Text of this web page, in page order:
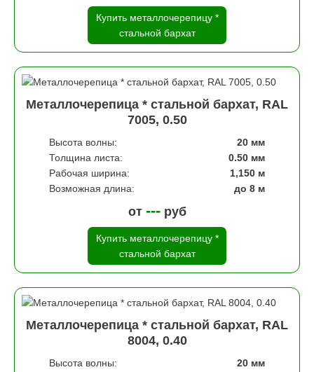
Купить металлочерепицу *
стальной бархат
Металлочерепица * стальной бархат, RAL
7005, 0.50
Высота волны:
20 мм
Толщина листа:
0.50 мм
Рабочая ширина:
1,150 м
Возможная длина:
до 8 м
от ---руб
Купить металлочерепицу *
стальной бархат
Металлочерепица * стальной бархат, RAL
8004, 0.40
Высота волны:
20 мм